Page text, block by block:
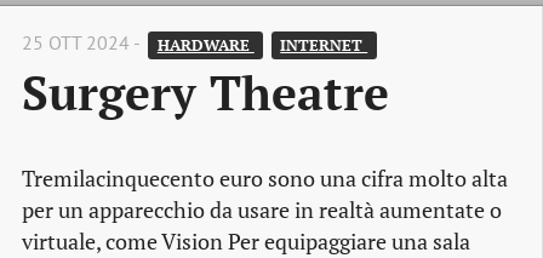
25 OTT 2024 - HARDWARE INTERNET
Surgery Theatre
Tremilacinquecento euro sono una cifra molto alta
per un apparecchio da usare in realtà aumentate o
virtuale, come Vision Per equipaggiare una sala